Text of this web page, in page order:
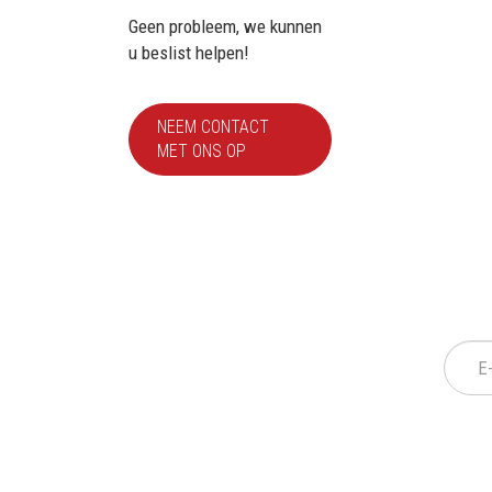
Geen probleem, we kunnen
u beslist helpen!
NEEM CONTACT
MET ONS OP